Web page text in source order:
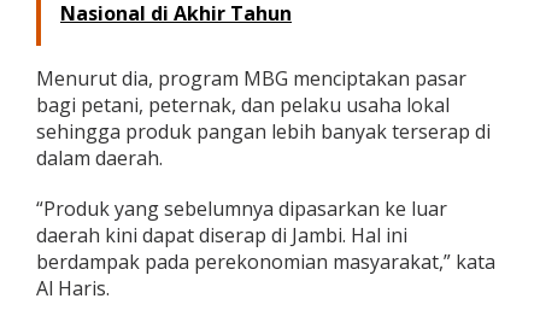
u
t
r
S
e
t
p
H
a
r
Nasional di Akhir Tahun
Menurut dia, program MBG menciptakan pasar
bagi petani, peternak, dan pelaku usaha lokal
sehingga produk pangan lebih banyak terserap di
dalam daerah.
“Produk yang sebelumnya dipasarkan ke luar
daerah kini dapat diserap di Jambi. Hal ini
berdampak pada perekonomian masyarakat,” kata
Al Haris.